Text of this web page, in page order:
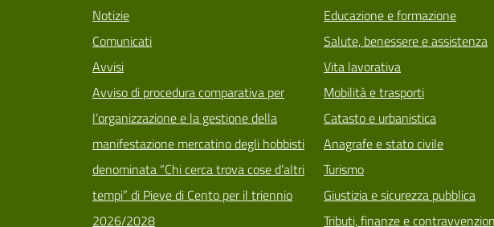
Notizie
Comunicati
Avvisi
Avviso di procedura comparativa per
l’organizzazione e la gestione della
manifestazione mercatino degli hobbisti
denominata “Chi cerca trova cose d’altri
tempi” di Pieve di Cento per il triennio
2026/2028
Educazione e formazione
Salute, benessere e assistenza
Vita lavorativa
Mobilità e trasporti
Catasto e urbanistica
Anagrafe e stato civile
Turismo
Giustizia e sicurezza pubblica
Tributi, finanze e